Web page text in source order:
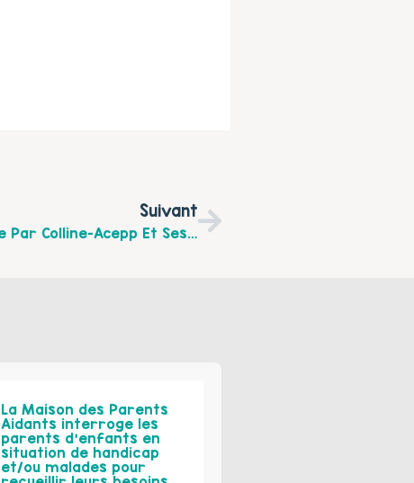
Suivant
Une Journée « Eco²creche » Proposée Par Colline-Acepp Et Ses Partenaires Le 2 Mai 2017 À Lille
La Maison des Parents
Aidants interroge les
parents d’enfants en
situation de handicap
et/ou malades pour